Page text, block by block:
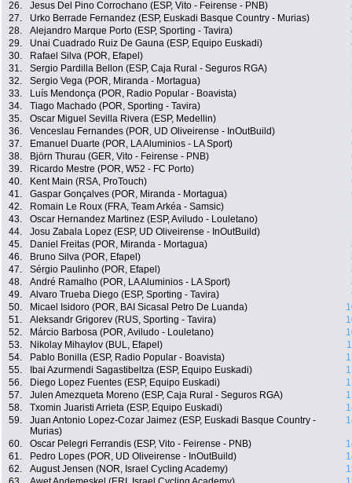
26.
Jesus Del Pino Corrochano (ESP, Vito - Feirense - PNB)
27.
Urko Berrade Fernandez (ESP, Euskadi Basque Country - Murias)
28.
Alejandro Marque Porto (ESP, Sporting - Tavira)
29.
Unai Cuadrado Ruiz De Gauna (ESP, Equipo Euskadi)
30.
Rafael Silva (POR, Efapel)
31.
Sergio Pardilla Bellon (ESP, Caja Rural - Seguros RGA)
32.
Sergio Vega (POR, Miranda - Mortagua)
33.
Luís Mendonça (POR, Radio Popular - Boavista)
34.
Tiago Machado (POR, Sporting - Tavira)
35.
Oscar Miguel Sevilla Rivera (ESP, Medellin)
36.
Venceslau Fernandes (POR, UD Oliveirense - InOutBuild)
37.
Emanuel Duarte (POR, LA Aluminios - LA Sport)
38.
Björn Thurau (GER, Vito - Feirense - PNB)
39.
Ricardo Mestre (POR, W52 - FC Porto)
40.
Kent Main (RSA, ProTouch)
41.
Gaspar Gonçalves (POR, Miranda - Mortagua)
42.
Romain Le Roux (FRA, Team Arkéa - Samsic)
43.
Oscar Hernandez Martinez (ESP, Aviludo - Louletano)
44.
Josu Zabala Lopez (ESP, UD Oliveirense - InOutBuild)
45.
Daniel Freitas (POR, Miranda - Mortagua)
46.
Bruno Silva (POR, Efapel)
47.
Sérgio Paulinho (POR, Efapel)
48.
André Ramalho (POR, LA Aluminios - LA Sport)
49.
Alvaro Trueba Diego (ESP, Sporting - Tavira)
50.
Micael Isidoro (POR, BAI Sicasal Petro De Luanda)
51.
Aleksandr Grigorev (RUS, Sporting - Tavira)
52.
Márcio Barbosa (POR, Aviludo - Louletano)
53.
Nikolay Mihaylov (BUL, Efapel)
54.
Pablo Bonilla (ESP, Radio Popular - Boavista)
55.
Ibai Azurmendi Sagastibeltza (ESP, Equipo Euskadi)
56.
Diego Lopez Fuentes (ESP, Equipo Euskadi)
57.
Julen Amezqueta Moreno (ESP, Caja Rural - Seguros RGA)
58.
Txomin Juaristi Arrieta (ESP, Equipo Euskadi)
59.
Juan Antonio Lopez-Cozar Jaimez (ESP, Euskadi Basque Country -
Murias)
60. Oscar Pelegri Ferrandis (ESP, Vito - Feirense - PNB)
61.
Pedro Lopes (POR, UD Oliveirense - InOutBuild)
62.
August Jensen (NOR, Israel Cycling Academy)